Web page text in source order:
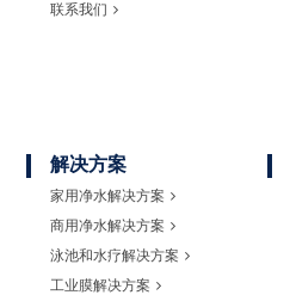
联系我们
解决方案
家用净水解决方案
商用净水解决方案
泳池和水疗解决方案
工业膜解决方案